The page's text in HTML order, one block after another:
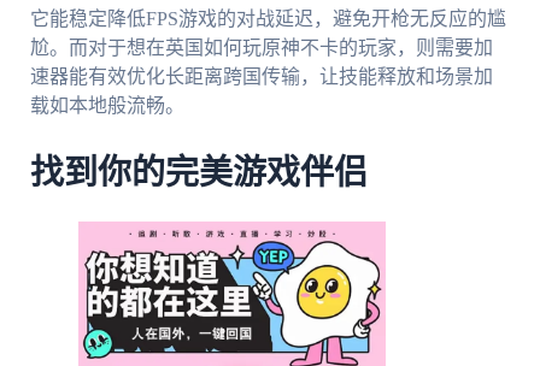
它能稳定降低FPS游戏的对战延迟，避免开枪无反应的尴
尬。而对于想在英国如何玩原神不卡的玩家，则需要加
速器能有效优化长距离跨国传输，让技能释放和场景加
载如本地般流畅。
找到你的完美游戏伴侣